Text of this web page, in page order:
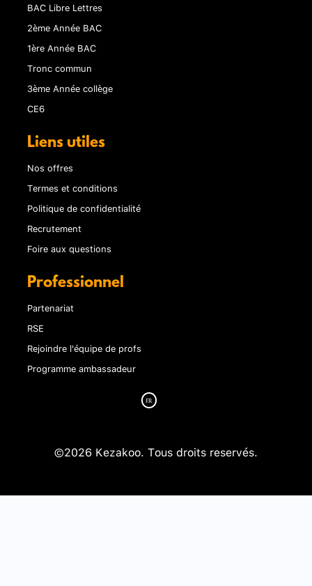
BAC Libre Lettres
2ème Année BAC
1ère Année BAC
Tronc commun
3ème Année collège
CE6
Liens utiles
Nos offres
Termes et conditions
Politique de confidentialité
Recrutement
Foire aux questions
Professionnel
Partenariat
RSE
Rejoindre l'équipe de profs
Programme ambassadeur
©2026 Kezakoo. Tous droits reservés.